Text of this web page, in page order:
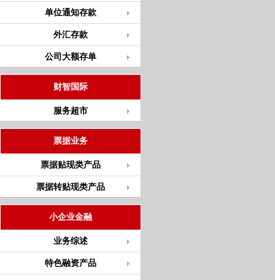
单位通知存款
外汇存款
公司大额存单
财智国际
服务超市
票据业务
票据贴现类产品
票据转贴现类产品
小企业金融
业务综述
特色融资产品